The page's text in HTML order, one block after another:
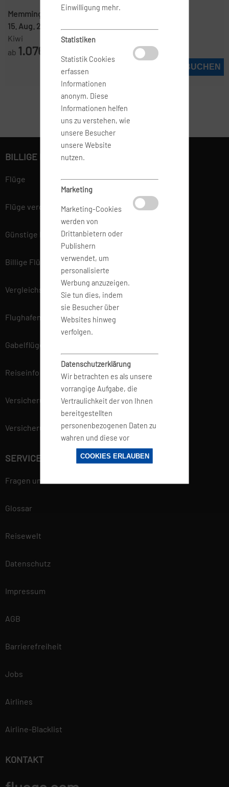
Memmingen ( FMM )-Malaga ( AGP )
15. Aug. 2026
Kiwi
ab 1.076
JETZT BUCHEN
Einwilligung mehr.
Statistiken
Statistik Cookies
erfassen
Informationen
anonym. Diese
Informationen helfen
uns zu verstehen, wie
unsere Besucher
unsere Website
nutzen.
Marketing
Marketing-Cookies
werden von
Drittanbietern oder
Publishern
verwendet, um
personalisierte
Werbung anzuzeigen.
Sie tun dies, indem
sie Besucher über
Websites hinweg
verfolgen.
Datenschutzerklärung
Wir betrachten es als unsere
vorrangige Aufgabe, die
Vertraulichkeit der von Ihnen
bereitgestellten
personenbezogenen Daten zu
wahren und diese vor
unbefugten Zugriffen zu
schützen. Deshalb wenden wir
Modernste
COOKIES ERLAUBEN
BILLIGE FLÜGE BUCHEN
Flüge
Flüge vergleichen
Günstige Flüge
Billige Flüge
Vergleichsportal
Flughafen Informationen
Gabelflüge
Reiseinfo
Versicherung
Versicherungsvertrag widerrufen
SERVICE
Fragen und Antworten
Glossar
Reisewelt
Datenschutz
Impressum
AGB
Barrierefreiheit
Jobs
Airlines
Airline-Blacklist
KONTAKT